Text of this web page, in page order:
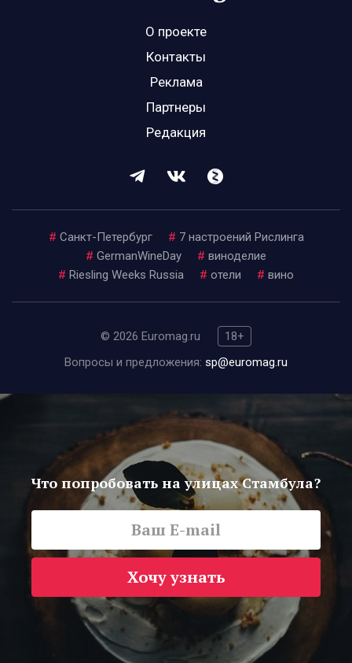
О проекте
Контакты
Реклама
Партнеры
Редакция
# Санкт-Петербург # 7 настроений Рислинга
# GermanWineDay # виноделие
# Riesling Weeks Russia # отели # вино
© 2026 Euromag.ru
18+
Вопросы и предложения: sp@euromag.ru
Что попробовать на улицах Стамбула?
Хочу узнать